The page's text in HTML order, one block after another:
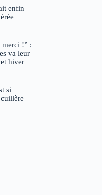
enfin
merci !” :
va leur
hiver
si